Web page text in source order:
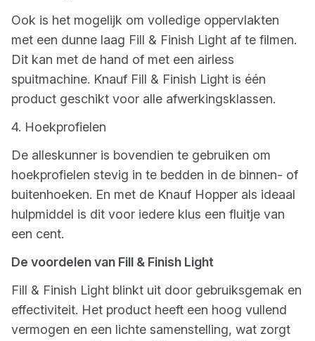
Ook is het mogelijk om volledige oppervlakten
met een dunne laag Fill & Finish Light af te filmen.
Dit kan met de hand of met een airless
spuitmachine. Knauf Fill & Finish Light is één
product geschikt voor alle afwerkingsklassen.
4. Hoekprofielen
De alleskunner is bovendien te gebruiken om
hoekprofielen stevig in te bedden in de binnen- of
buitenhoeken. En met de Knauf Hopper als ideaal
hulpmiddel is dit voor iedere klus een fluitje van
een cent.
De voordelen van Fill & Finish Light
Fill & Finish Light blinkt uit door gebruiksgemak en
effectiviteit. Het product heeft een hoog vullend
vermogen en een lichte samenstelling, wat zorgt